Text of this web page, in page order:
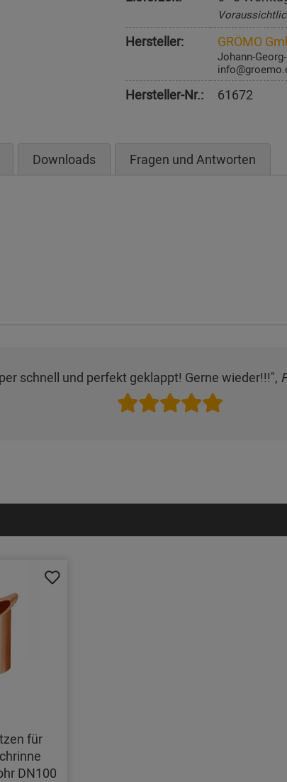
Hersteller: GRÖMO
Johann-
Hersteller-Nr.: 61672
Downloads Fragen und Antworten
schnell und perfekt geklappt! Gerne wieder!!!",
für
DN100